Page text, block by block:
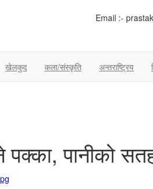
Email :-
खेलकुद कला/संस्कृति अन्तराष्ट्रिय
पानीको